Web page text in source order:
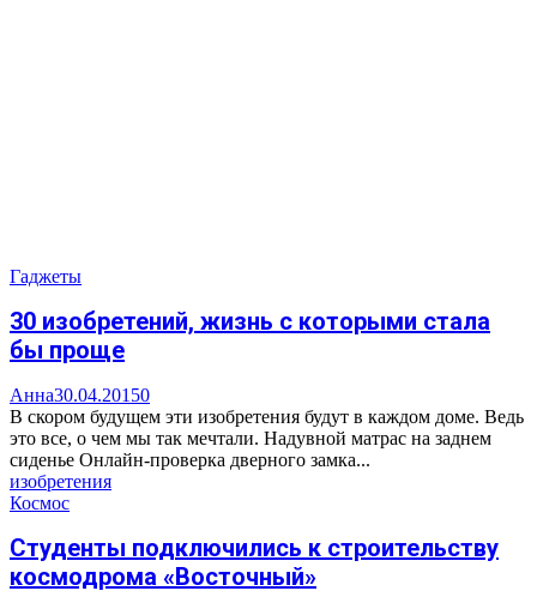
Гаджеты
30 изобретений, жизнь с которыми стала
бы проще
Анна30.04.20150
В скором будущем эти изобретения будут в каждом доме. Ведь
это все, о чем мы так мечтали. Надувной матрас на заднем
сиденье Онлайн-проверка дверного замка...
изобретения
Космос
Студенты подключились к строительству
космодрома «Восточный»